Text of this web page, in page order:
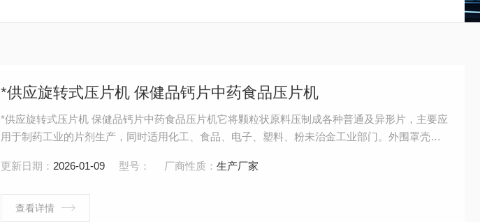
*供应旋转式压片机 保健品钙片中药食品压片机
*供应旋转式压片机 保健品钙片中药食品压片机它将颗粒状原料压制成各种普通及异形片，主要应
用于制药工业的片剂生产，同时适用化工、食品、电子、塑料、粉未治金工业部门。外围罩壳为
且能全部打开，易于内部清理和保养。
更新日期： 2026-01-09 型号： 厂商性质：生产厂家
查看详情